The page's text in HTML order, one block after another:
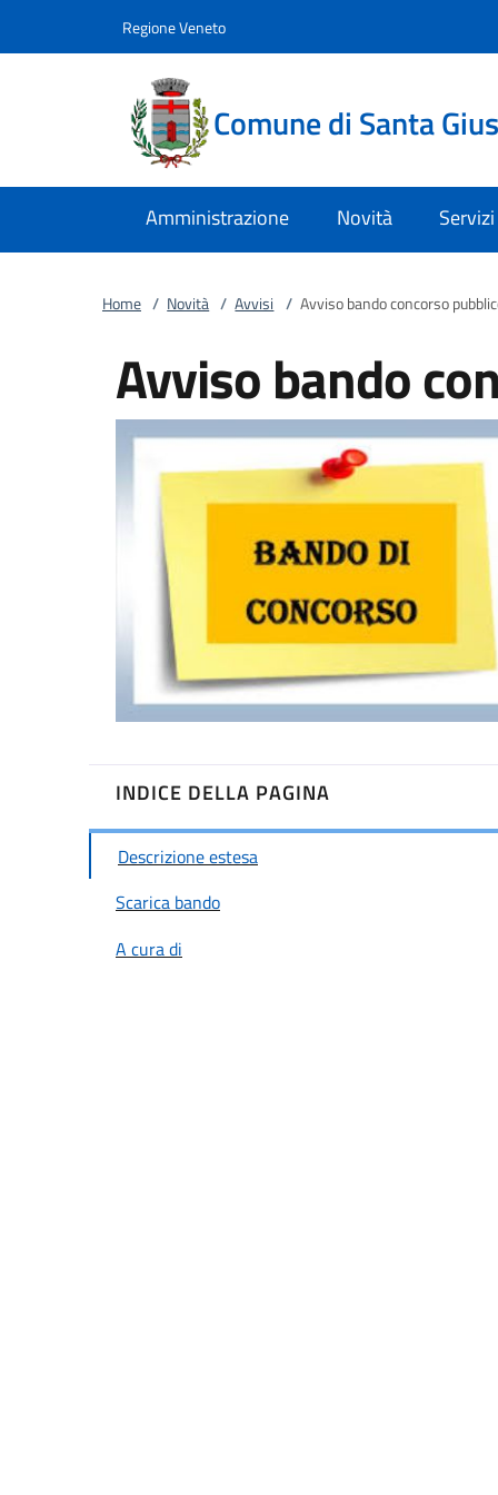
Regione Veneto
Comune di Santa
Amministrazione Novità Servizi
Home / Novità / Avvisi / Avviso bando concorso
Avviso bando
INDICE DELLA PAGINA
Descrizione estesa
Scarica bando
A cura di